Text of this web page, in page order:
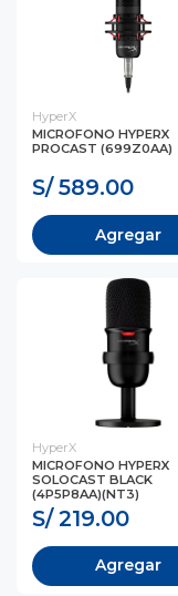
HyperX
MICROFONO HYPERX
PROCAST (699Z0AA)
S/ 589.00
Agregar
HyperX
MICROFONO HYPERX
SOLOCAST BLACK
(4P5P8AA)(NT3)
S/ 219.00
Agregar